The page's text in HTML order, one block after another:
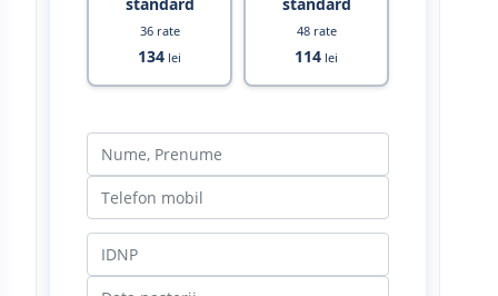
36 rate
134 lei
48 rate
114 lei